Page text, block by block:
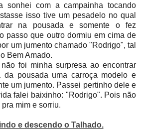
sonhei com a campainha tocando
isso tive um pesadelo no qual
na pousada e somente o fez
passo que outro dormiu em cima de
um jumento chamado "Rodrigo", tal
Bem Amado.
foi minha surpresa ao encontrar
da pousada uma carroça modelo e
um jumento. Passei pertinho dele e
falei baixinho: "Rodrigo". Pois não
mim e sorriu.
e descendo o Talhado.